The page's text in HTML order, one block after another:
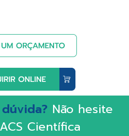
Não hesite
Científica